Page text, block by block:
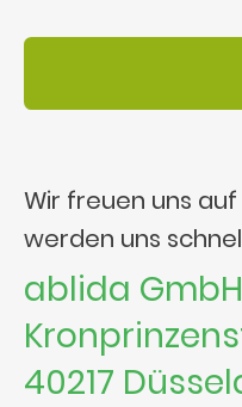
Wir freuen uns
werden uns
ablida GmbH
40217